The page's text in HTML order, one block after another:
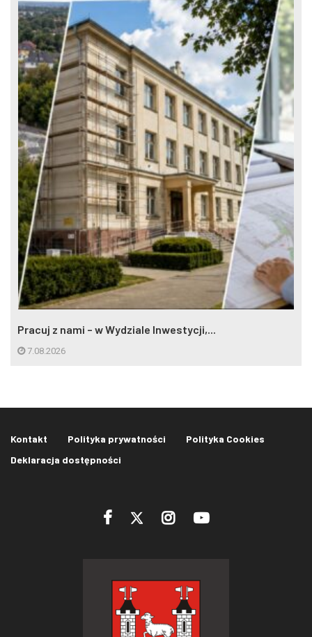
Pracuj z nami – w Wydziale Inwestycji,...
7.08.2026
Kontakt Polityka prywatności
Polityka Cookies
Deklaracja dostępności